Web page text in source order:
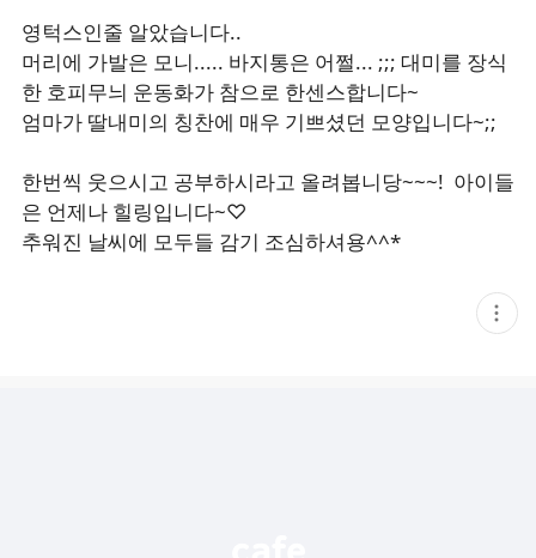
영턱스인줄 알았습니다..
머리에 가발은 모니..... 바지통은 어쩔... ;;; 대미를 장식
한 호피무늬 운동화가 참으로 한센스합니다~
엄마가 딸내미의 칭찬에 매우 기쁘셨던 모양입니다~;;
한번씩 웃으시고 공부하시라고 올려봅니당~~~! 아이들
은 언제나 힐링입니다~♡
추워진 날씨에 모두들 감기 조심하셔용^^*
현
재